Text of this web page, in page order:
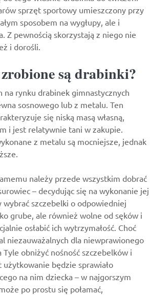
sprzęt sportowy umieszczony przy
sposobem na wygłupy, ale i
Z pewnością skorzystają z niego nie
i dorośli.
są drabinki?
na rynku drabinek gimnastycznych
sosnowego lub z metalu. Ten
się niską masą własną,
i jest relatywnie tani w zakupie.
z metalu są mocniejsze, jednak
należy przede wszystkim dobrać
– decydując się na wykonanie jej
szczebelki o odpowiedniej
grube, ale również wolne od sęków i
osłabić ich wytrzymałość. Choć
niezauważalnych dla niewprawionego
obniżyć nośność szczebelków i
będzie sprawiało
na nim dziecka – w najgorszym
po prostu się połamać,